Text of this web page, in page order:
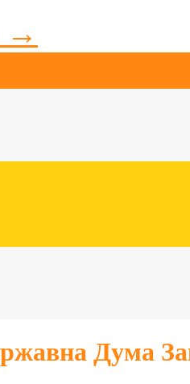
→
Дума